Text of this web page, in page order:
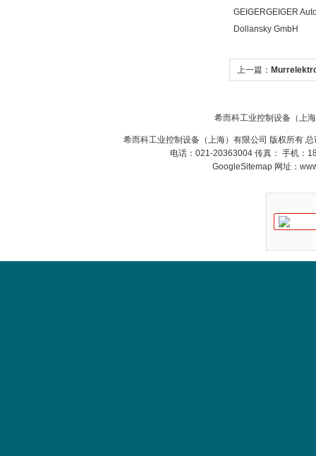
GEIGERGEIGER
Dollansky GmbH
上一篇：
希而科工业控制设备（上
希而科工业控制设备（上海）有限公司 版权所有
电话：021-20363004 传真： 手机：
GoogleSitemap网址：